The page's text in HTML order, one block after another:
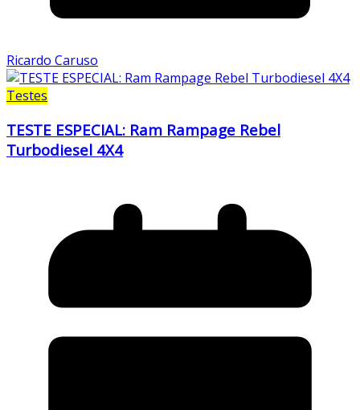
Ricardo Caruso
Testes
TESTE ESPECIAL: Ram Rampage Rebel
Turbodiesel 4X4